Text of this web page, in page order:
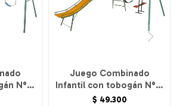
N°5.
y par
Juego Combinado
Infantil con tobogán N°5.
Caballito y 1 hamaca de
$ 49.300